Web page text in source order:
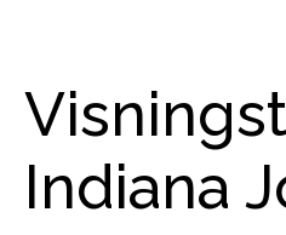
Indiana